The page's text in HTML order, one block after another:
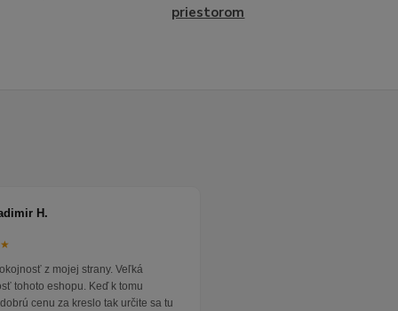
priestorom
H.
z mojej strany. Veľká
tohoto eshopu. Keď k tomu
cenu za kreslo tak určite sa tu